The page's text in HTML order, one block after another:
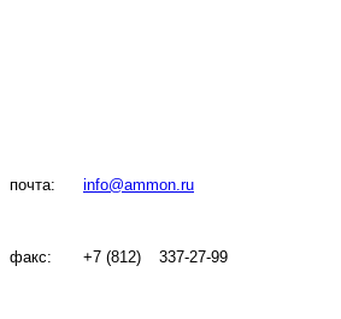
почта: info@ammon.ru
факс: +7 (812) 337-27-99